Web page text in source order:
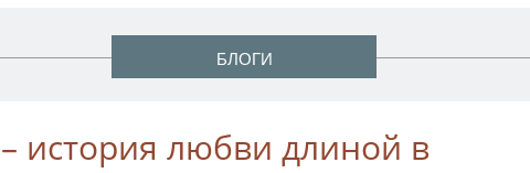
БЛОГИ
история любви длиной в